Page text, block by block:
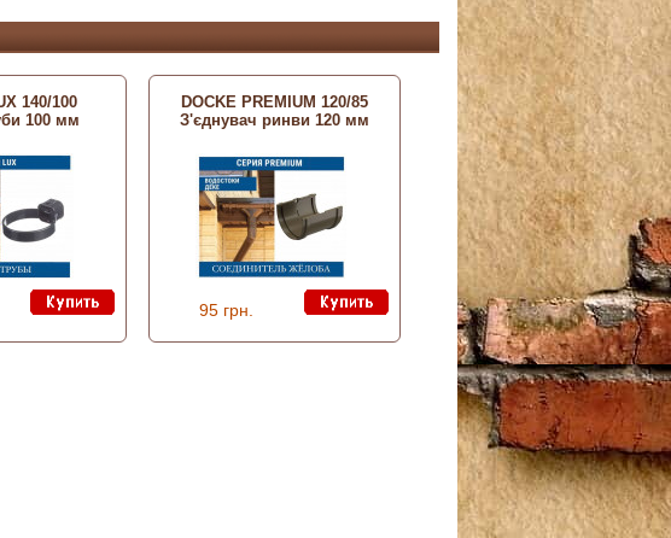
140/100
100 мм
DOCKE PREMIUM 120/85
З'єднувач ринви 120 мм
95 грн.